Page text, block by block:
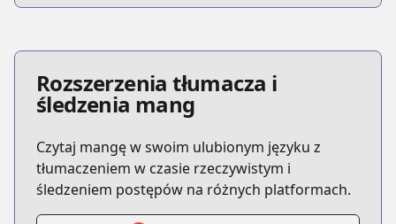
Rozszerzenia tłumacza i
śledzenia mang
Czytaj mangę w swoim ulubionym języku z
tłumaczeniem w czasie rzeczywistym i
śledzeniem postępów na różnych platformach.